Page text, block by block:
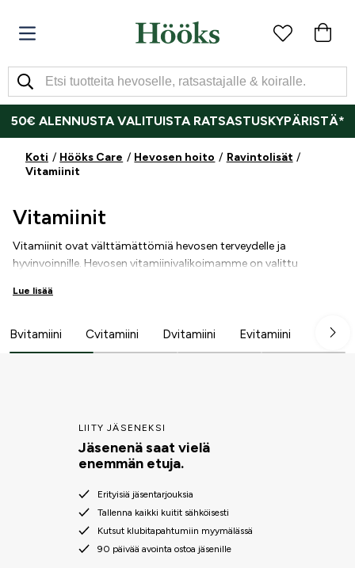
50€ ALENNUSTA VALITUISTA RATSASTUSKYPÄRISTÄ*
Koti Hööks Care Hevosen hoito
Ravintolisät
Vitamiinit
Vitamiinit
Vitamiinit ovat välttämättömiä hevosen terveydelle ja
hyvinvoinnille. Hevosen vitamiinivalikoimamme on valittu
osa-alueita, kuten immuunitoimintaa, energiatasoja sekä
tuotteilla voit tarjota hevosellesi vitamiineja, joita se tarvitsee
tunteakseen olonsa hyväksi ja toimiakseen parhaimmillaan.
hevosellesi sen ansaitsemaa lisäravintoa laadukkailla
Lue lisää
Bvitamiini Cvitamiini Dvitamiini Evitamiini
LIITY JÄSENEKSI
Jäsenenä saat vielä
enemmän etuja.
Erityisiä jäsentarjouksia
Tallenna kaikki kuitit sähköisesti
Kutsut klubitapahtumiin myymälässä
90 päivää avointa ostoa jäsenille